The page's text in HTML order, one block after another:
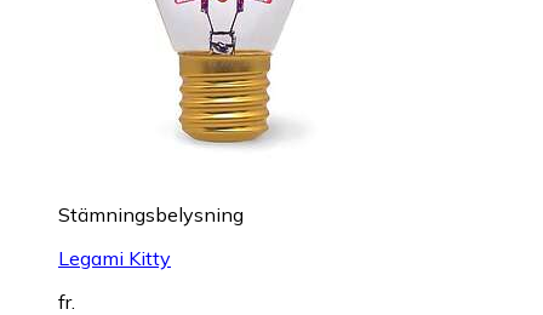
Stämningsbelysning
Legami Kitty
fr.